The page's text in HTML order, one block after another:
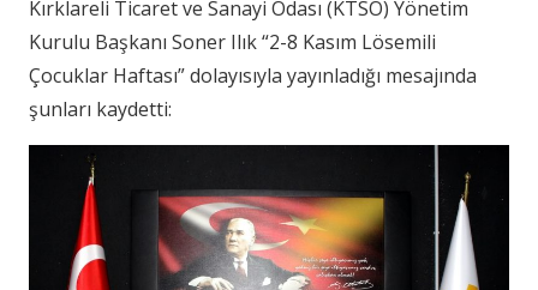
Kırklareli Ticaret ve Sanayi Odası (KTSO) Yönetim
Kurulu Başkanı Soner Ilık “2-8 Kasım Lösemili
Çocuklar Haftası” dolayısıyla yayınladığı mesajında
şunları kaydetti: